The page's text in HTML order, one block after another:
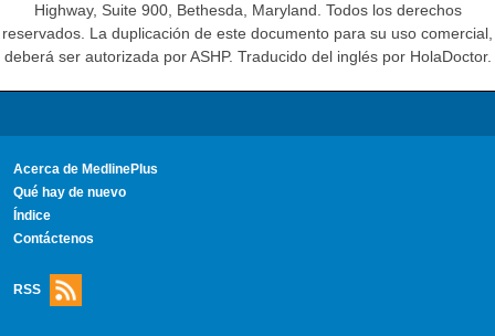
Highway, Suite 900, Bethesda, Maryland. Todos los derechos
reservados. La duplicación de este documento para su uso comercial,
deberá ser autorizada por ASHP. Traducido del inglés por HolaDoctor.
Acerca de MedlinePlus
Qué hay de nuevo
Índice
Contáctenos
RSS